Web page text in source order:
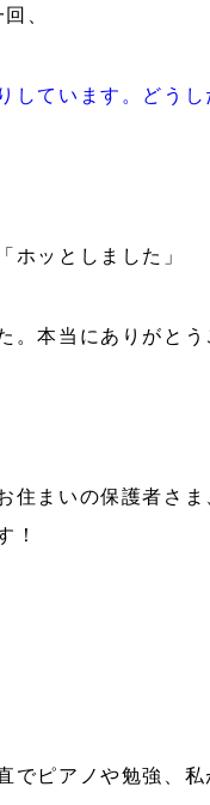
、
しています。どう
ホッとしました」
。本当にありがとう
住まいの保護者さ
！
でピアノや勉強、